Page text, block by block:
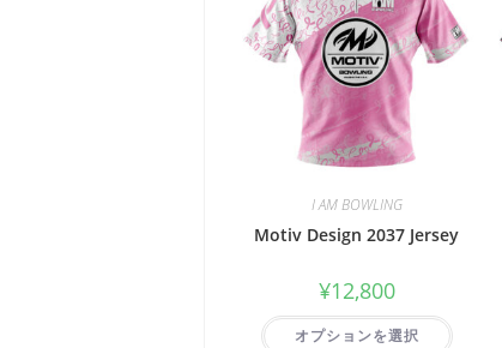
I AM BOWLING
Motiv Design 2037 Jersey
¥12,800
オプションを選択